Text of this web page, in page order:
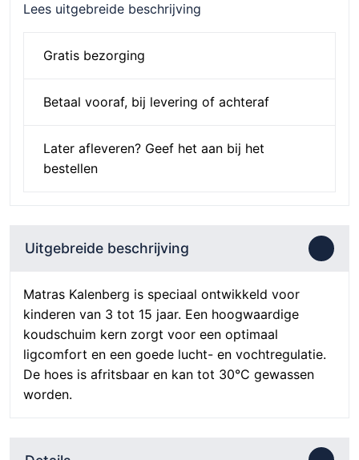
Lees uitgebreide beschrijving
Gratis bezorging
Betaal vooraf, bij levering of achteraf
Later afleveren? Geef het aan bij het
bestellen
Uitgebreide beschrijving
Matras Kalenberg is speciaal ontwikkeld voor
kinderen van 3 tot 15 jaar. Een hoogwaardige
koudschuim kern zorgt voor een optimaal
ligcomfort en een goede lucht- en vochtregulatie.
De hoes is afritsbaar en kan tot 30°C gewassen
worden.